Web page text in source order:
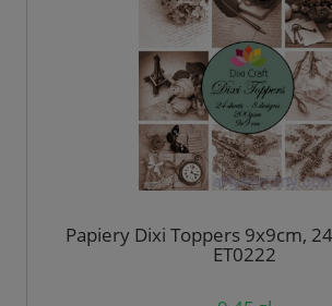
Papiery Dixi Toppers 9x9cm,
ET0222